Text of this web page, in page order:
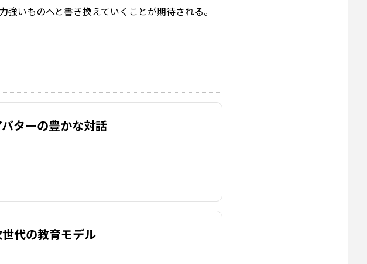
いものへと書き換えていくことが期待される。
ターの豊かな対話
代の教育モデル